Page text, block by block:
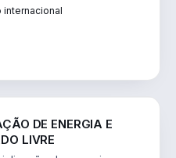
internacional
DE ENERGIA E
LIVRE